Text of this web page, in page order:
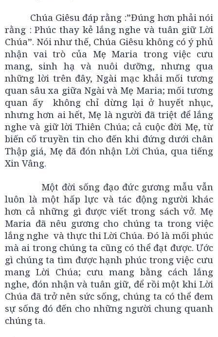
Chúa Giêsu đáp rằng :”Đúng hơn phải nói
rằng : Phúc thay kẻ lắng nghe và tuân giữ Lời
Chúa”. Nói như thế, Chúa Giêsu không có ý phủ
nhận vai trò của Mẹ Maria trong việc cưu
mang, sinh hạ và nuôi dưỡng, nhưng qua
những lời trên đây, Ngài mạc khải mối tương
quan sâu xa giữa Ngài và Mẹ Maria; mối tương
quan ấy không chỉ dừng lại ở huyết nhục,
nhưng hơn ai hết, Mẹ là người đã triệt để lắng
nghe và giữ lời Thiên Chúa; cả cuộc đời Mẹ, từ
biến cố truyền tin cho đến khi đứng dưới chân
Thập giá, Mẹ đã đón nhận Lời Chúa, qua tiếng
Xin Vâng.
Một đời sống đạo đức gương mẫu vẫn
luôn là một hấp lực và tác động người khác
hơn cả những gì được viết trong sách vở. Mẹ
Maria đã nêu gương cho chúng ta trong việc
lắng nghe và thực thi Lời Chúa. Đó là mối phúc
mà ai trong chúng ta cũng có thể đạt được. Ước
gì chúng ta tìm được hạnh phúc trong việc cưu
mang Lời Chúa; cưu mang bằng cách lắng
nghe, đón nhận và tuân giữ, để rồi một khi Lời
Chúa đã trở nên sức sống, chúng ta có thể đem
sự sống đó đến cho những người chung quanh
chúng ta.